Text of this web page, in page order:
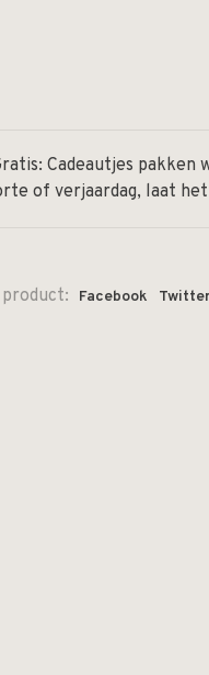
Cadeautjes pakken
of verjaardag, laat
Facebook